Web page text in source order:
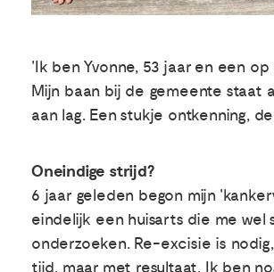
'Ik ben Yvonne, 53 jaar en een
Mijn baan bij de gemeente staat
aan lag. Een stukje ontkenning,
Oneindige strijd?
6 jaar geleden begon mijn
eindelijk een huisarts die me wel
onderzoeken. Re-excisie is
tijd, maar met resultaat. Ik ben